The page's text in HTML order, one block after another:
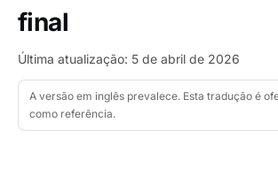
final
Última atualização: 5 de abril de 2026
A versão em inglês prevalece. Esta tradução é
como referência.